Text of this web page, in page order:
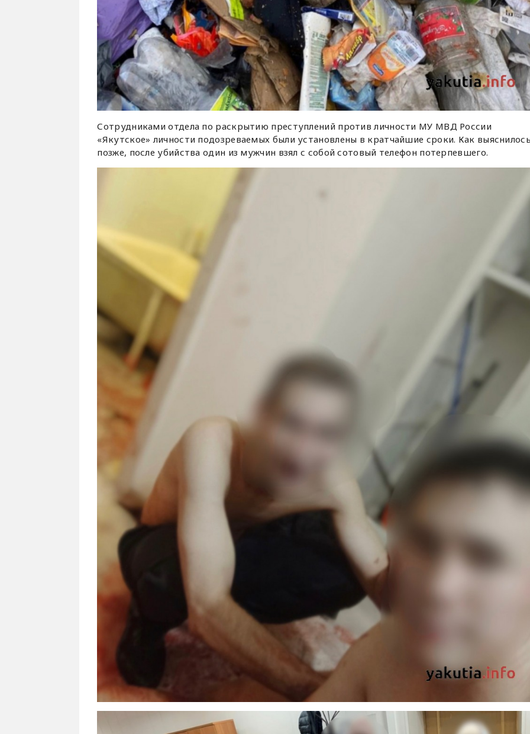
Сотрудниками отдела по раскрытию преступлений против личности МУ МВД России
«Якутское» личности подозреваемых были установлены в кратчайшие сроки. Как
позже, после убийства один из мужчин взял с собой сотовый телефон потерпевшего.